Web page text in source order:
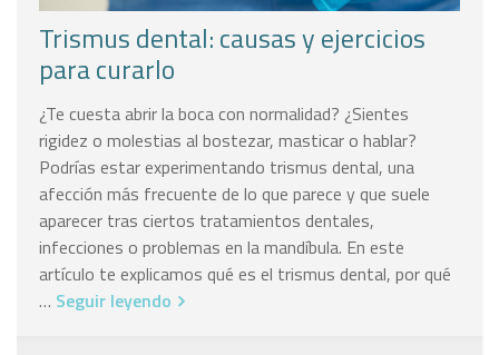
Trismus dental: causas y ejercicios
para curarlo
¿Te cuesta abrir la boca con normalidad? ¿Sientes
rigidez o molestias al bostezar, masticar o hablar?
Podrías estar experimentando trismus dental, una
afección más frecuente de lo que parece y que suele
aparecer tras ciertos tratamientos dentales,
infecciones o problemas en la mandíbula. En este
artículo te explicamos qué es el trismus dental, por qué
… Seguir leyendo